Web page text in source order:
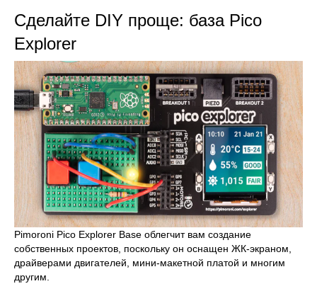
Сделайте DIY проще: база Pico
Explorer
Pimoroni Pico Explorer Base облегчит вам создание
собственных проектов, поскольку он оснащен ЖК-экраном,
драйверами двигателей, мини-макетной платой и многим
другим.